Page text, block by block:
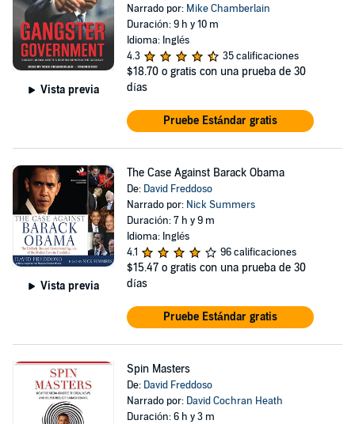
Vista previa
Narrado por: Mike Chamberlain
Duración: 9 h y 10 m
Idioma: Inglés
4.3
35 calificaciones
$18.70 o gratis con una prueba de 30
días
Pruebe Estándar gratis
Vista previa
The Case Against Barack Obama
De: David Freddoso
Narrado por: Nick Summers
Duración: 7 h y 9 m
Idioma: Inglés
4.1
96 calificaciones
$15.47 o gratis con una prueba de 30
días
Pruebe Estándar gratis
Spin Masters
De: David Freddoso
Narrado por: David Cochran Heath
Duración: 6 h y 3 m